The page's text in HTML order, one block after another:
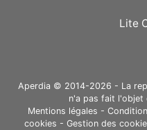
Lite
Aperdia © 2014-2026 - La
n'a pas fait l'objet
Mentions légales -
cookies - Gestion des